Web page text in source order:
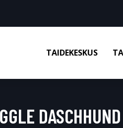
TAIDEKESKUS
DASCHHUND